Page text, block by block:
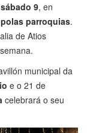
sábado 9, en
parroquias.
de Atios
municipal da
e o 21 de
celebrará o seu